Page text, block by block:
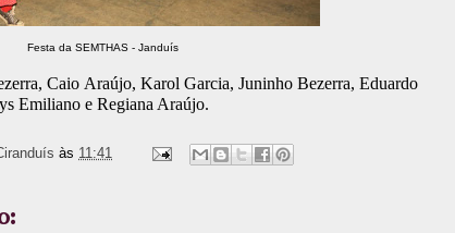
Festa da SEMTHAS - Janduís
Caio Araújo, Karol Garcia, Juninho Bezerra, Eduardo
Emiliano e Regiana Araújo.
às 11:41